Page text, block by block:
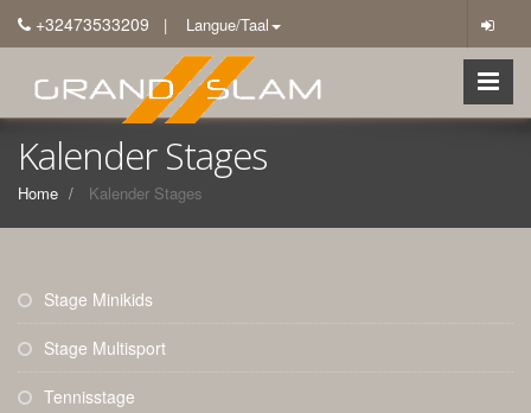
+32473533209 | Langue/Taal
Kalender Stages
Home Kalender Stages
Stage Minikids
Stage Multisport
Tennisstage